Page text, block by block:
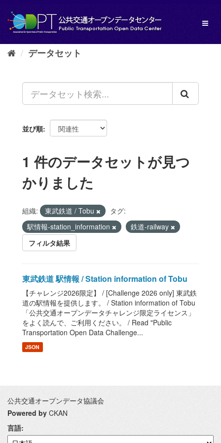
し
データセット
並び順
1 件のデータセットが見つ
かりました
組織: 東武鉄道 / Tobu
タグ:
駅情報-station_information
鉄道-railway
フィルタ結果
東武鉄道 駅情報 / Station information of Tobu
【チャレンジ2026限定】 / [Challenge 2026 only] 東武鉄
道の駅情報を提供します。 / Station information of Tobu
「公共交通オープンデータチャレンジ限定ライセンス」
をよく読んで、ご利用ください。 / Read "Public
Transportation Open Data Challenge...
JSON
公共交通オープンデータ協議会
Powered by CKAN
言語